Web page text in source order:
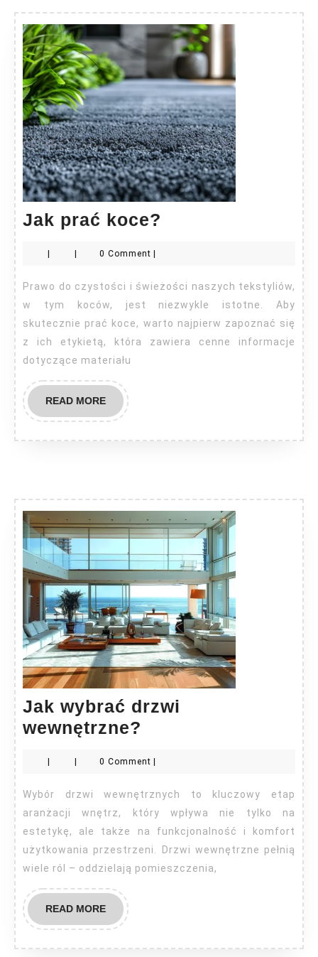
Jak prać koce?
| | 0 Comment |
Prawo do czystości i świeżości naszych tekstyliów,
w tym koców, jest niezwykle istotne. Aby
skutecznie prać koce, warto najpierw zapoznać się
z ich etykietą, która zawiera cenne informacje
dotyczące materiału
READ MOREREAD
MORE
Jak wybrać drzwi
wewnętrzne?
drzwi
wewnętrzne?
0 Comment
Wybór drzwi wewnętrznych to kluczowy etap
aranżacji wnętrz, który wpływa nie tylko na
estetykę, ale także na funkcjonalność i komfort
użytkowania przestrzeni. Drzwi wewnętrzne pełnią
wiele ról – oddzielają pomieszczenia,
READ MOREREAD
MORE